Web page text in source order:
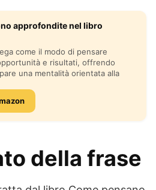
approfondite nel libro
come il modo di pensare
e risultati, offrendo
una mentalità orientata alla
della frase